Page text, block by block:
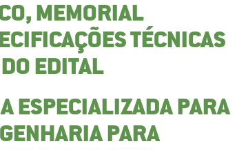
MEMORIAL
TÉCNICAS
EDITAL
ESPECIALIZADA PARA
PARA